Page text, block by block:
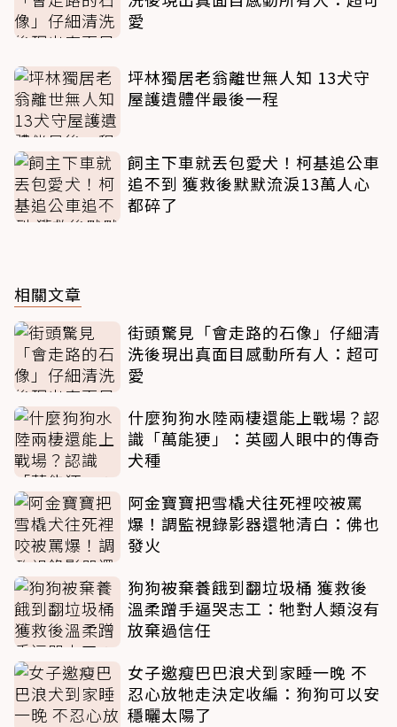
愛
坪林獨居老翁離世無人知 13犬守
屋護遺體伴最後一程
飼主下車就丟包愛犬！柯基追公車
追不到 獲救後默默流淚13萬人心
都碎了
相關文章
街頭驚見「會走路的石像」仔細清
洗後現出真面目感動所有人：超可
愛
什麼狗狗水陸兩棲還能上戰場？認
識「萬能㹴」：英國人眼中的傳奇
犬種
阿金寶寶把雪橇犬往死裡咬被罵
爆！調監視錄影器還牠清白：佛也
發火
狗狗被棄養餓到翻垃圾桶 獲救後
溫柔蹭手逼哭志工：牠對人類沒有
放棄過信任
女子邀瘦巴巴浪犬到家睡一晚 不
忍心放牠走決定收編：狗狗可以安
穩曬太陽了